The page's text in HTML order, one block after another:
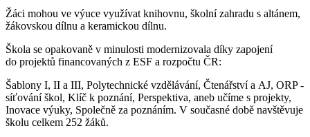
Žáci mohou ve výuce využívat knihovnu, školní zahradu s altánem,
žákovskou dílnu a keramickou dílnu.
Škola se opakovaně v minulosti modernizovala díky zapojení
do projektů financovaných z ESF a rozpočtu ČR:
Šablony I, II a III, Polytechnické vzdělávání, Čtenářství a AJ, ORP -
síťování škol, Klíč k poznání, Perspektiva, aneb učíme s projekty,
Inovace výuky, Společně za poznáním. V současné době navštěvuje
školu celkem 252 žáků.